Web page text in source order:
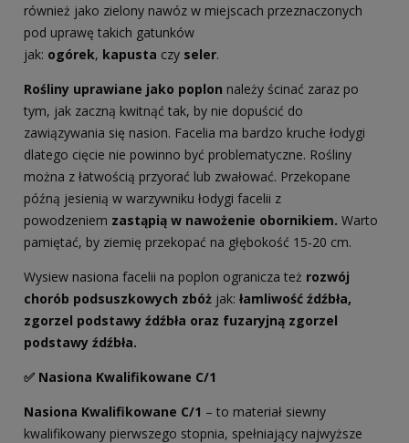
również jako zielony nawóz w miejscach przeznaczonych
pod uprawę takich gatunków
jak: ogórek, kapusta czy seler.
Rośliny uprawiane jako poplon należy ścinać zaraz po
tym, jak zaczną kwitnąć tak, by nie dopuścić do
zawiązywania się nasion. Facelia ma bardzo kruche łodygi
dlatego cięcie nie powinno być problematyczne. Rośliny
można z łatwością przyorać lub zwałować. Przekopane
późną jesienią w warzywniku łodygi facelii z
powodzeniem zastąpią w nawożenie obornikiem. Warto
pamiętać, by ziemię przekopać na głębokość 15-20 cm.
Wysiew nasiona facelii na poplon ogranicza też rozwój
chorób podsuszkowych zbóż jak: łamliwość źdźbła,
zgorzel podstawy źdźbła oraz fuzaryjną zgorzel
podstawy źdźbła.
✅ Nasiona Kwalifikowane C/1
Nasiona Kwalifikowane C/1 – to materiał siewny
kwalifikowany pierwszego stopnia, spełniający najwyższe